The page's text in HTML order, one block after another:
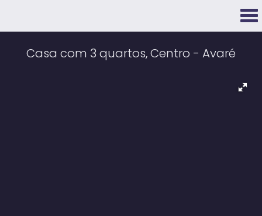
Casa com 3 quartos, Centro - Avaré